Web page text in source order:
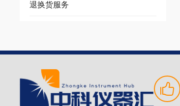
退换货服务